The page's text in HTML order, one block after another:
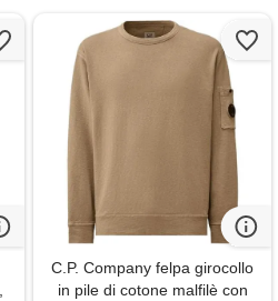
C.P. Company felpa girocollo
in pile di cotone malfilè con